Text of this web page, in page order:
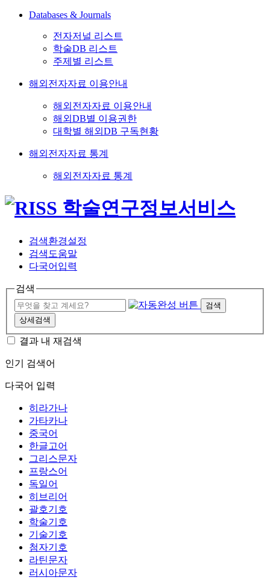
Databases & Journals
전자저널 리스트
학술DB 리스트
주제별 리스트
해외전자자료 이용안내
해외전자자료 이용안내
해외DB별 이용권한
대학별 해외DB 구독현황
해외전자자료 통계
해외전자자료 통계
검색환경설정
검색도움말
다국어입력
검색
검색
상세검색
결과 내 재검색
인기 검색어
다국어 입력
히라가나
가타카나
중국어
한글고어
그리스문자
프랑스어
독일어
히브리어
괄호기호
학술기호
기술기호
첨자기호
라틴문자
러시아문자